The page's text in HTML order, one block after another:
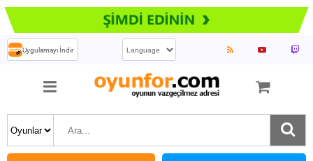
Uygulamayı İndir